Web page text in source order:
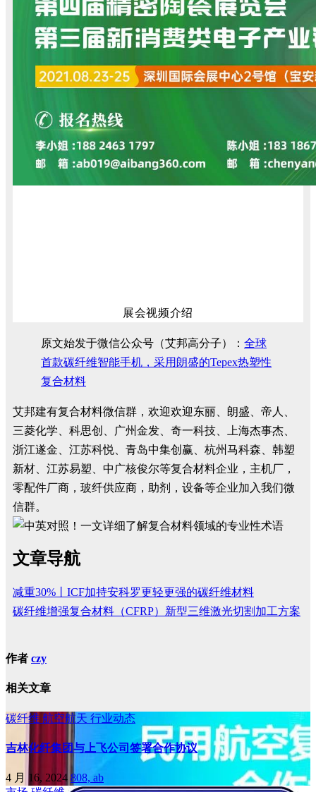
展会视频介绍
原文始发于微信公众号（艾邦高分子）： 全球
首款碳纤维智能手机，采用朗盛的Tepex热塑性
复合材料
艾邦建有复合材料微信群，欢迎欢迎东丽、朗盛、帝人、
三菱化学、科思创、广州金发、奇一科技、上海杰事杰、
浙江遂金、江苏科悦、青岛中集创赢、杭州马科森、韩塑
新材、江苏易塑、中广核俊尔等复合材料企业，主机厂，
零配件厂商，玻纤供应商，助剂，设备等企业加入我们微
信群。
文章导航
减重30%丨ICF加持安科罗更轻更强的碳纤维材料
碳纤维增强复合材料（CFRP）新型三维激光切割加工方案
作者 czy
相关文章
碳纤维 航空航天 行业动态
吉林化纤集团与上飞公司签署合作协议
4 月 16, 2024 808, ab